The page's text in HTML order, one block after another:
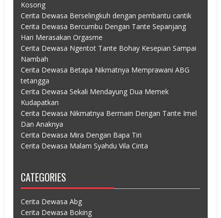
Kosong
Cerita Dewasa Berselingkuh dengan pembantu cantik
Cerita Dewasa Bercumbu Dengan Tante Sepanjang
Hari Merasakan Orgasme
Cerita Dewasa Ngentot Tante Bohay Kesepian Sampai
Nambah
Cerita Dewasa Betapa Nikmatnya Memprawani ABG
tetangga
Cerita Dewasa Sekali Mendayung Dua Memek
Kudapatkan
Cerita Dewasa Nikmatnya Bermain Dengan Tante Imel
Dan Anaknya
Cerita Dewasa Mira Dengan Bapa Tiri
Cerita Dewasa Malam Syahdu Vila Cinta
CATEGORIES
Cerita Dewasa Abg
Cerita Dewasa Boking